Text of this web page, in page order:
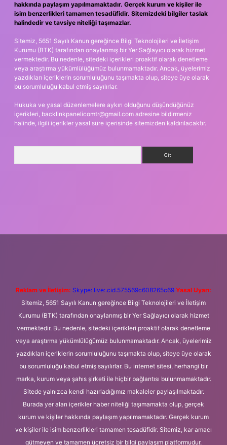
hakkında paylaşım yapılmamaktadır. Gerçek kurum ve kişiler ile
isim benzerlikleri tamamen tesadüfidir. Sitemizdeki bilgiler taslak
halindedir ve tavsiye niteliği taşımazlar.
Sitemiz, 5651 Sayılı Kanun gereğince Bilgi Teknolojileri ve İletişim
Kurumu (BTK) tarafından onaylanmış bir Yer Sağlayıcı olarak hizmet
vermektedir. Bu nedenle, sitedeki içerikleri proaktif olarak denetleme
veya araştırma yükümlülüğümüz bulunmamaktadır. Ancak, üyelerimiz
yazdıkları içeriklerin sorumluluğunu taşımakta olup, siteye üye olarak
bu sorumluluğu kabul etmiş sayılırlar.
Hukuka ve yasal düzenlemelere aykırı olduğunu düşündüğünüz
içerikleri, backlinkpanelicomtr@gmail.com adresine bildirmeniz
halinde, ilgili içerikler yasal süre içerisinde sitemizden kaldırılacaktır.
Reklam ve İletişim: Skype: live:.cid.575569c608265c69 Yasal Uyarı:
Sitemiz, 5651 Sayılı Kanun gereğince Bilgi Teknolojileri ve İletişim
Kurumu (BTK) tarafından onaylanmış bir Yer Sağlayıcı olarak hizmet
vermektedir. Bu nedenle, sitedeki içerikleri proaktif olarak denetleme
veya araştırma yükümlülüğümüz bulunmamaktadır. Ancak, üyelerimiz
yazdıkları içeriklerin sorumluluğunu taşımakta olup, siteye üye olarak
bu sorumluluğu kabul etmiş sayılırlar. Bu internet sitesi, herhangi bir
marka, kurum veya şahıs şirketi ile hiçbir bağlantısı bulunmamaktadır.
Sitede yalnızca kendi hazırladığımız makaleler paylaşılmaktadır.
Burada yer alan içerikler haber niteliği taşımamakta olup, gerçek
kurum ve kişiler hakkında paylaşım yapılmamaktadır. Gerçek kurum
ve kişiler ile isim benzerlikleri tamamen tesadüfidir. Sitemiz, kar amacı
gütmeyen ve tamamen ücretsiz bir bilgi paylaşım platformudur.